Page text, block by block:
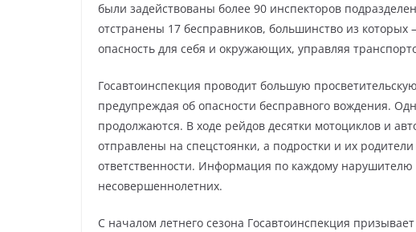
были задействованы более 90 инспекторов
отстранены 17 бесправников, большинство из
опасность для себя и окружающих, управляя
Госавтоинспекция проводит большую
предупреждая об опасности бесправного вождения.
продолжаются. В ходе рейдов десятки мотоциклов и
отправлены на спецстоянки, а подростки и их
ответственности. Информация по каждому
несовершеннолетних.
С началом летнего сезона Госавтоинспекция